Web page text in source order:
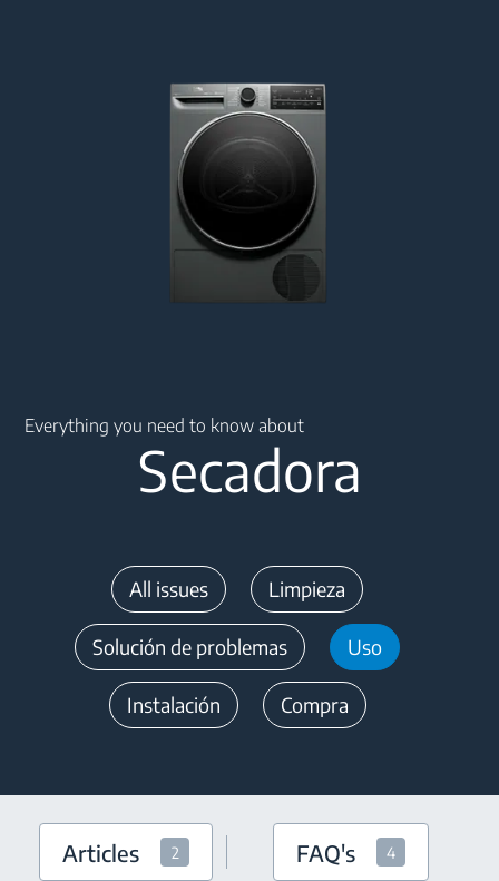
Everything you need to know about
Secadora
All issues Limpieza
Solución de problemas Uso
Instalación Compra
Articles 2 FAQ's 4